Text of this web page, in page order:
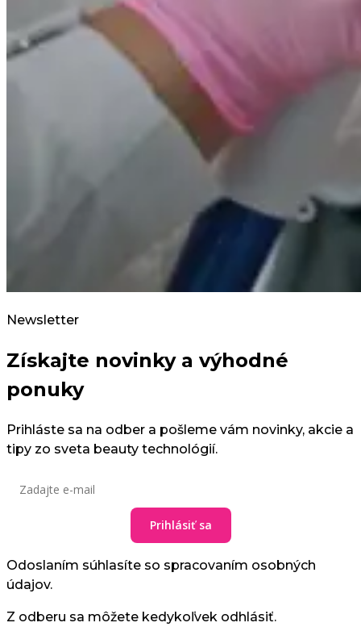
Newsletter
Získajte novinky a výhodné
ponuky
Prihláste sa na odber a pošleme vám novinky, akcie a
tipy zo sveta beauty technológií.
Prihlásiť sa
Odoslaním súhlasíte so spracovaním osobných
údajov.
Z odberu sa môžete kedykoľvek odhlásiť.